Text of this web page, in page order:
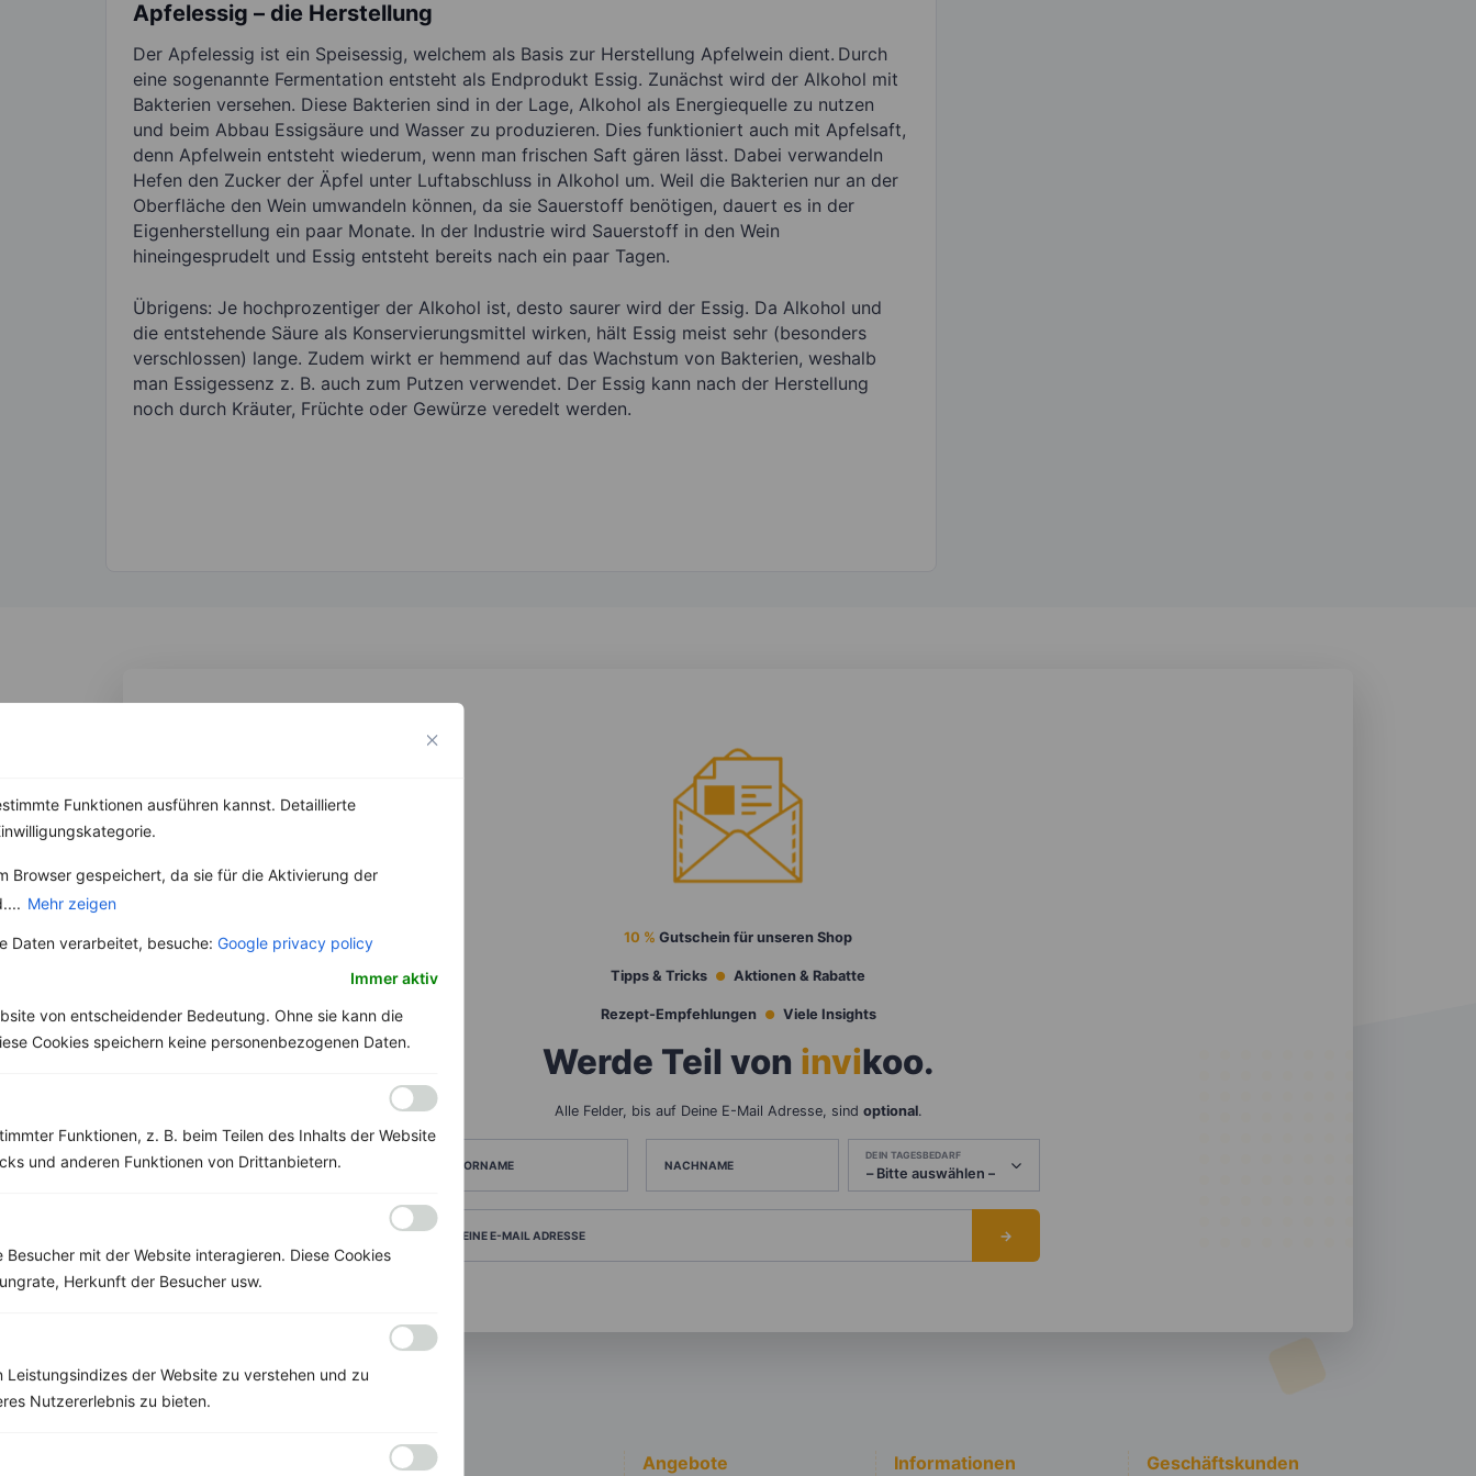
Funktionen ausführen kannst. Detaillierte
Browser gespeichert, da sie für die Aktivierung der
Mehr zeigen
Daten verarbeitet, besuche: Google privacy policy
Immer aktiv
von entscheidender Bedeutung. Ohne sie kann die
Cookies speichern keine personenbezogenen Daten.
Funktionen, z. B. beim Teilen des Inhalts der Website
und anderen Funktionen von Drittanbietern.
mit der Website interagieren. Diese Cookies
Herkunft der Besucher usw.
der Website zu verstehen und zu
Nutzererlebnis zu bieten.
Apfelessig – die Herstellung
Der Apfelessig ist ein Speisessig, welchem als Basis zur Herstellung Apfelwein dient. Durch
eine sogenannte Fermentation entsteht als Endprodukt Essig. Zunächst wird der Alkohol mit
Bakterien versehen. Diese Bakterien sind in der Lage, Alkohol als Energiequelle zu nutzen
und beim Abbau Essigsäure und Wasser zu produzieren. Dies funktioniert auch mit Apfelsaft,
denn Apfelwein entsteht wiederum, wenn man frischen Saft gären lässt. Dabei verwandeln
Hefen den Zucker der Äpfel unter Luftabschluss in Alkohol um. Weil die Bakterien nur an der
Oberfläche den Wein umwandeln können, da sie Sauerstoff benötigen, dauert es in der
Eigenherstellung ein paar Monate. In der Industrie wird Sauerstoff in den Wein
hineingesprudelt und Essig entsteht bereits nach ein paar Tagen.
Übrigens: Je hochprozentiger der Alkohol ist, desto saurer wird der Essig. Da Alkohol und
die entstehende Säure als Konservierungsmittel wirken, hält Essig meist sehr (besonders
verschlossen) lange. Zudem wirkt er hemmend auf das Wachstum von Bakterien, weshalb
man Essigessenz z. B. auch zum Putzen verwendet. Der Essig kann nach der Herstellung
noch durch Kräuter, Früchte oder Gewürze veredelt werden.
10 % Gutschein für unseren Shop
Tipps & Tricks Aktionen & Rabatte
Rezept-Empfehlungen Viele Insights
Werde Teil von invikoo.
Alle Felder, bis auf Deine E-Mail Adresse, sind optional.
VORNAME NACHNAME
DEIN TAGESBEDARF
DEINE E-MAIL ADRESSE
Angebote Informationen Geschäftskunden